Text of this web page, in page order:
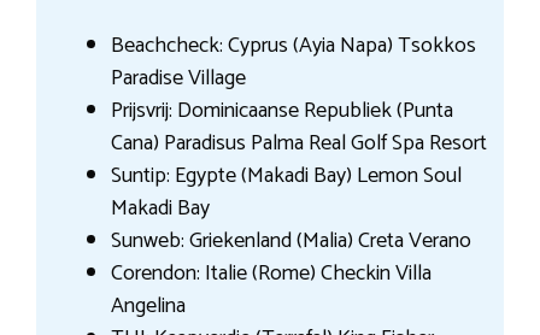
Beachcheck: Cyprus (Ayia Napa) Tsokkos
Paradise Village
Prijsvrij: Dominicaanse Republiek (Punta
Cana) Paradisus Palma Real Golf Spa Resort
Suntip: Egypte (Makadi Bay) Lemon Soul
Makadi Bay
Sunweb: Griekenland (Malia) Creta Verano
Corendon: Italie (Rome) Checkin Villa
Angelina